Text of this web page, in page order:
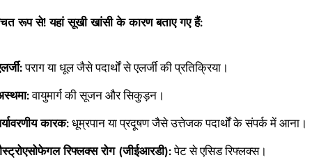
रूप से! यहां सूखी खांसी के कारण बताए गए हैं:
पराग या धूल जैसे पदार्थों से एलर्जी की प्रतिक्रिया।
वायुमार्ग की सूजन और सिकुड़न।
कारक:धूम्रपान या प्रदूषण जैसे उत्तेजक पदार्थों के संपर्क में आना।
रिफ्लक्स रोग (जीईआरडी):पेट से एसिड रिफ्लक्स।